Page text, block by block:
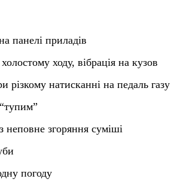
панелі приладів
ходу, вібрація на кузов
різкому натисканні на педаль газу
неповне згоряння суміші
погоду